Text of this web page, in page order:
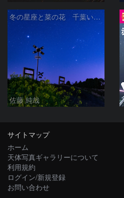
冬の星座と菜の花 千葉いすみ鉄道 第二五之町踏切で
佐藤 純哉
サイトマップ
ホーム
天体写真ギャラリーについて
利用規約
ログイン/新規登録
お問い合わせ